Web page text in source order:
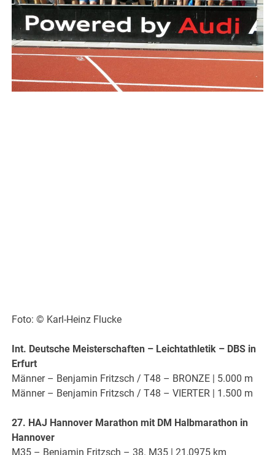
Foto: © Karl-Heinz Flucke
Int. Deutsche Meisterschaften – Leichtathletik – DBS in
Erfurt
Männer – Benjamin Fritzsch / T48 – BRONZE | 5.000 m
Männer – Benjamin Fritzsch / T48 – VIERTER | 1.500 m
27. HAJ Hannover Marathon mit DM Halbmarathon in
Hannover
M35 – Benjamin Fritzsch – 38. M35 | 21,0975 km